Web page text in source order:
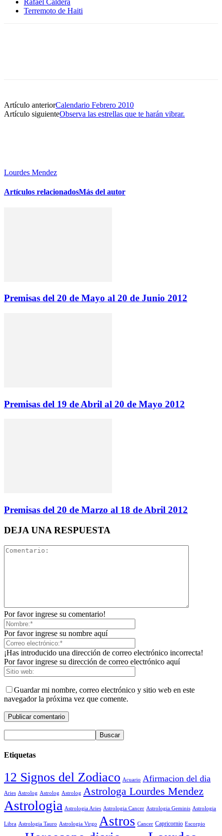
Rafael Caldera
Terremoto de Haiti
Artículo anteriorCalendario Febrero 2010
Artículo siguienteObserva las estrellas que te harán vibrar.
Lourdes Mendez
Artículos relacionadosMás del autor
Premisas del 20 de Mayo al 20 de Junio 2012
Premisas del 19 de Abril al 20 de Mayo 2012
Premisas del 20 de Marzo al 18 de Abril 2012
DEJA UNA RESPUESTA
Por favor ingrese su comentario!
Por favor ingrese su nombre aquí
¡Has introducido una dirección de correo electrónico incorrecta!
Por favor ingrese su dirección de correo electrónico aquí
Guardar mi nombre, correo electrónico y sitio web en este
navegador la próxima vez que comente.
Etiquetas
12 Signos del Zodiaco Acuario Afirmacion del dia
Aries Astrolog Astrolog Astrolog Astrologa Lourdes Mendez
Astrologia Astrologia Aries Astrologia Cancer Astrologia Geminis Astrologia
Libra Astrologia Tauro Astrologia Virgo Astros Cancer Capricornio Escorpio